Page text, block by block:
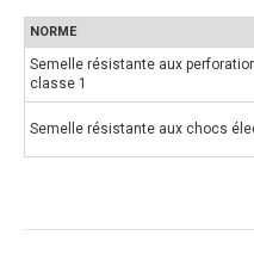
NORME
Semelle résistante aux
classe 1
Semelle résistante aux chocs